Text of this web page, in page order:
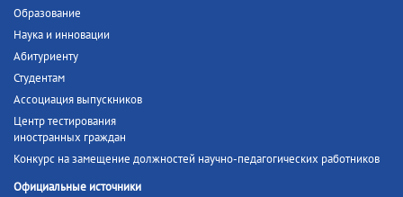
Образование
Наука и инновации
Абитуриенту
Студентам
Ассоциация выпускников
Центр тестирования
иностранных граждан
Конкурс на замещение должностей научно-педагогических работников
Официальные источники